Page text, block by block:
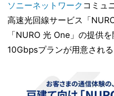
ソニーネットワーク コミュ
高速光回線サービス「
「NURO 光 One」の提供
10Gbpsプランが用意される